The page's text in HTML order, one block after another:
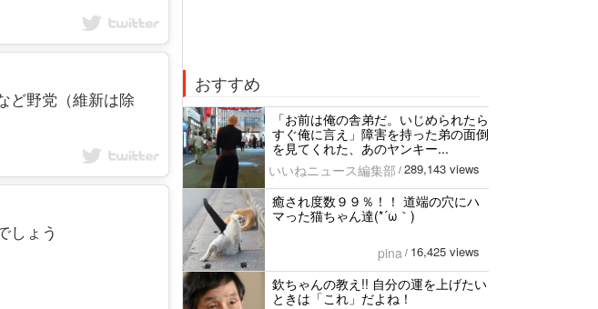
ど野党（維新は除
しょう
おすすめ
「お前は俺の舎弟だ。いじめられたら
すぐ俺に言え」障害を持った弟の面倒
を見てくれた、あのヤンキー...
いいねニュース編集部 / 289,143 views
癒され度数９９％！！ 道端の穴にハ
マった猫ちゃん達(*´ω｀)
pina / 16,425 views
欽ちゃんの教え!! 自分の運を上げたい
ときは「これ」だよね！